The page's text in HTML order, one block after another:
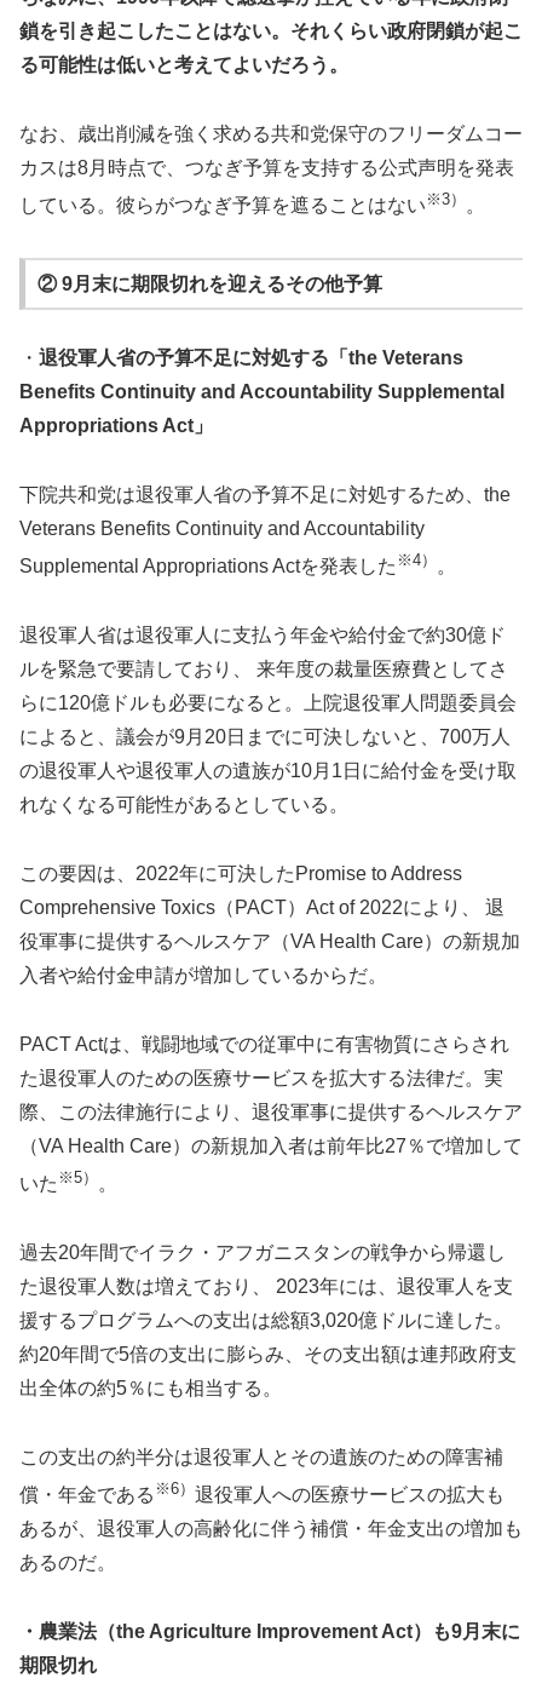
鎖を引き起こしたことはない。それくらい政府閉鎖が起こ
る可能性は低いと考えてよいだろう。
なお、歳出削減を強く求める共和党保守のフリーダムコー
カスは8月時点で、つなぎ予算を支持する公式声明を発表
している。彼らがつなぎ予算を遮ることはない ※3） 。
② 9月末に期限切れを迎えるその他予算
・ 退役軍人省の予算不足に対処する「the Veterans
Benefits Continuity and Accountability Supplemental
Appropriations Act」
下院共和党は退役軍人省の予算不足に対処するため、the
Veterans Benefits Continuity and Accountability
Supplemental Appropriations Actを発表した ※4） 。
退役軍人省は退役軍人に支払う年金や給付金で約30億ド
ルを緊急で要請しており、 来年度の裁量医療費としてさ
らに120億ドルも必要になると。上院退役軍人問題委員会
によると、議会が9月20日までに可決しないと、700万人
の退役軍人や退役軍人の遺族が10月1日に給付金を受け取
れなくなる可能性があるとしている。
この要因は、2022年に可決したPromise to Address
Comprehensive Toxics（PACT）Act of 2022により、 退
役軍事に提供するヘルスケア（VA Health Care）の新規加
入者や給付金申請が増加しているからだ。
PACT Actは、戦闘地域での従軍中に有害物質にさらされ
た退役軍人のための医療サービスを拡大する法律だ。実
際、この法律施行により、退役軍事に提供するヘルスケア
（VA Health Care）の新規加入者は前年比27％で増加して
いた ※5） 。
過去20年間でイラク・アフガニスタンの戦争から帰還し
た退役軍人数は増えており、 2023年には、退役軍人を支
援するプログラムへの支出は総額3,020億ドルに達した。
約20年間で5倍の支出に膨らみ、その支出額は連邦政府支
出全体の約5％にも相当する。
この支出の約半分は退役軍人とその遺族のための障害補
償・年金である ※6） 退役軍人への医療サービスの拡大も
あるが、退役軍人の高齢化に伴う補償・年金支出の増加も
あるのだ。
・農業法（the Agriculture Improvement Act）も9月末に
期限切れ